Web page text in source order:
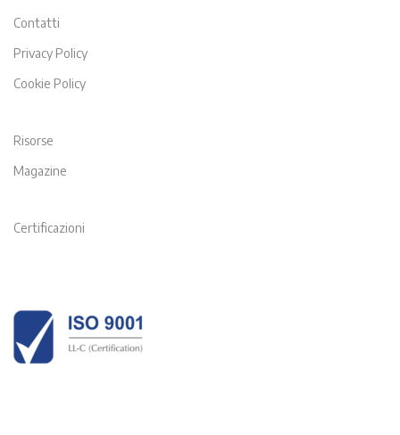
Contatti
Privacy Policy
Cookie Policy
Risorse
Magazine
Certificazioni